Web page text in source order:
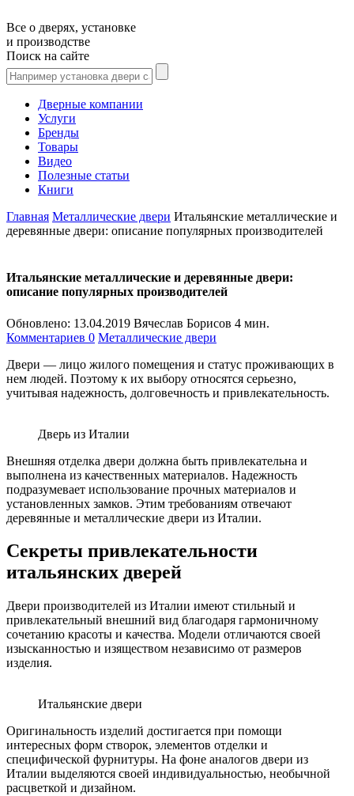
Все о дверях, установке
и производстве
Поиск на сайте
Дверные компании
Услуги
Бренды
Товары
Видео
Полезные статьи
Книги
Главная Металлические двери Итальянские металлические и
деревянные двери: описание популярных производителей
Итальянские металлические и деревянные двери:
описание популярных производителей
Обновлено: 13.04.2019 Вячеслав Борисов 4 мин.
Комментариев 0 Металлические двери
Двери — лицо жилого помещения и статус проживающих в
нем людей. Поэтому к их выбору относятся серьезно,
учитывая надежность, долговечность и привлекательность.
Дверь из Италии
Внешняя отделка двери должна быть привлекательна и
выполнена из качественных материалов. Надежность
подразумевает использование прочных материалов и
установленных замков. Этим требованиям отвечают
деревянные и металлические двери из Италии.
Секреты привлекательности
итальянских дверей
Двери производителей из Италии имеют стильный и
привлекательный внешний вид благодаря гармоничному
сочетанию красоты и качества. Модели отличаются своей
изысканностью и изяществом независимо от размеров
изделия.
Итальянские двери
Оригинальность изделий достигается при помощи
интересных форм створок, элементов отделки и
специфической фурнитуры. На фоне аналогов двери из
Италии выделяются своей индивидуальностью, необычной
расцветкой и дизайном.